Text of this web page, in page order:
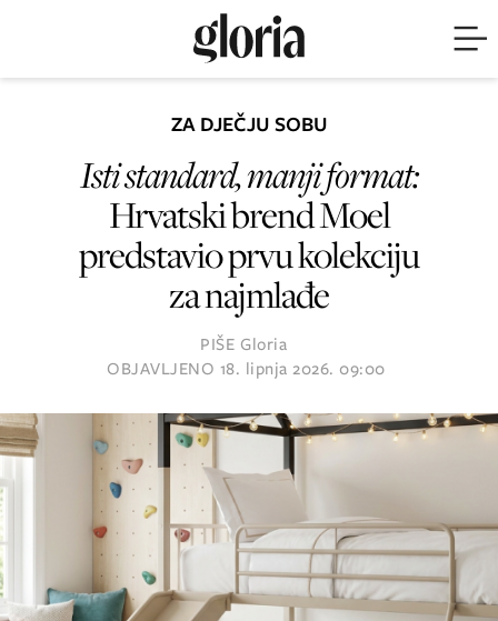
ZA DJEČJU SOBU
Isti standard, manji format:
Hrvatski brend Moel
predstavio prvu kolekciju
za najmlađe
PIŠE Gloria
OBJAVLJENO 18. lipnja 2026. 09:00